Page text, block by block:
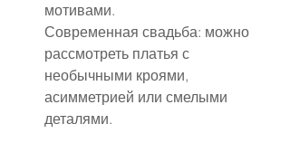
мотивами.
Современная свадьба: можно
рассмотреть платья с
необычными кроями,
асимметрией или смелыми
деталями.